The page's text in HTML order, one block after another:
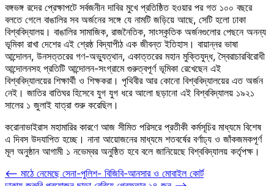
বঙ্গভঙ্গ রদের প্রেক্ষাপটে সর্বজনীন দাবির মুখে প্রতিষ্ঠিত হওয়ার পর গত ১০০ বছরে
বলতে গেলে বাঙালির সব অর্জনের সঙ্গে যে নামটি জড়িয়ে আছে, সেটি হলো ঢাকা
বিশ্ববিদ্যালয়। বাঙালির সামাজিক, রাজনৈতিক, সাংস্কৃতিক অর্জনগুলোর পেছনে অনন্য
ভূমিকা রাখা দেশের এই শ্রেষ্ঠ বিদ্যাপীঠ এক জীবন্ত ইতিহাস। বায়ান্নর ভাষা
আন্দোলন, উনসত্তরের গণ-অভ্যুত্থান, একাত্তরের মহান মুক্তিযুদ্ধ, স্বৈরাচারবিরোধী
আন্দোলনসহ প্রতিটি আন্দোলন-সংগ্রামে গুরুত্বপূর্ণ ভূমিকা রেখেছেন এই
বিশ্ববিদ্যালয়ের শিক্ষার্থী ও শিক্ষকরা। পৃথিবীর আর কোনো বিশ্ববিদ্যালয়ের এত অর্জন
নেই। জাতির বাতিঘর হিসেবে যুগ যুগ ধরে আলো ছড়ানো এই বিশ্ববিদ্যালয় ১৯২১
সালের ১ জুলাই যাত্রা শুরু করেছিল।
করোনাভাইরাস মহামারির কারণে আজ সীমিত পরিসরে প্রতীকী কর্মসূচির মাধ্যমে বিশেষ
এ দিবস উদযাপিত হচ্ছে। নানা আয়োজনের মাধ্যমে শতবর্ষের বর্ণাঢ্য ও জাঁকজমকপূর্ণ
মূল অনুষ্ঠান আগামী ১ নভেম্বর অনুষ্ঠিত হবে বলে জানিয়েছে বিশ্ববিদ্যালয় কর্তৃপক্ষ।
Post
⟵ মাঠে নেমেছে সেনা-পুলিশ-‌ বিজিবি-আনসার ও মোবাইল কোর্ট